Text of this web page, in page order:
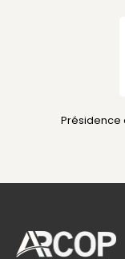
Présidence